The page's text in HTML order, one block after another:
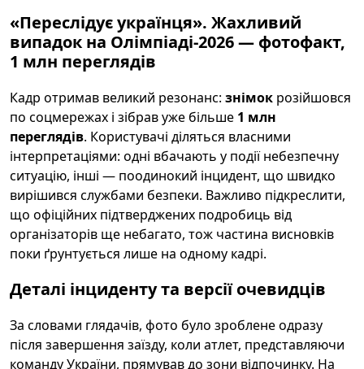
«Переслідує українця». Жахливий
випадок на Олімпіаді-2026 — фотофакт,
1 млн переглядів
Кадр отримав великий резонанс: знімок розійшовся
по соцмережах і зібрав уже більше 1 млн
переглядів. Користувачі діляться власними
інтерпретаціями: одні вбачають у події небезпечну
ситуацію, інші — поодинокий інцидент, що швидко
вирішився службами безпеки. Важливо підкреслити,
що офіційних підтверджених подробиць від
організаторів ще небагато, тож частина висновків
поки ґрунтується лише на одному кадрі.
Деталі інциденту та версії очевидців
За словами глядачів, фото було зроблене одразу
після завершення заїзду, коли атлет, представляючи
команду України, прямував до зони відпочинку. На